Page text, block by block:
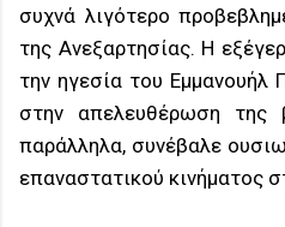
συχνά λιγότερο
της Ανεξαρτησίας. Η
την ηγεσία του
στην απελευθέρωση της
παράλληλα, συνέβαλε
επαναστατικού κινήματος